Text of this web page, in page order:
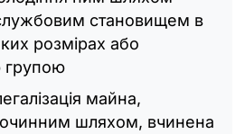
становищем в
розмірах або
групою
майна,
шляхом, вчинена